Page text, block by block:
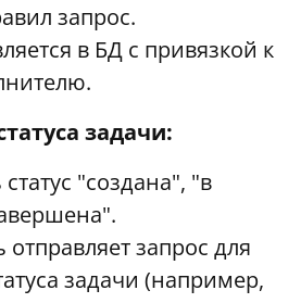
запрос.
в БД с привязкой к
задачи:
"создана", "в
отправляет запрос для
задачи (например,